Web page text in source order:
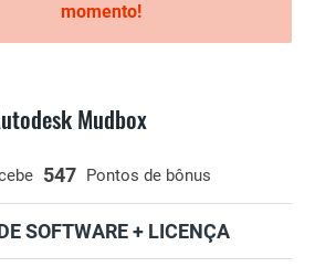
momento!
Mudbox
547 Pontos de bônus
SOFTWARE + LICENÇA